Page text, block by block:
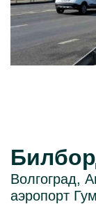
Волгоград,
аэропорт